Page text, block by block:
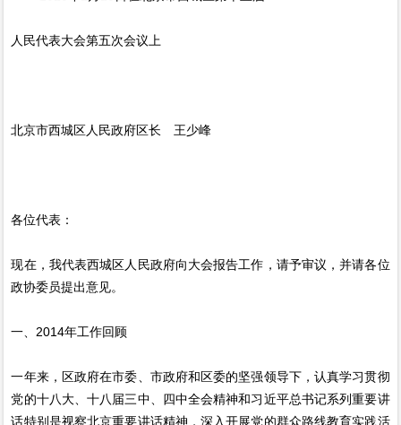
人民代表大会第五次会议上
北京市西城区人民政府区长 王少峰
各位代表：
现在，我代表西城区人民政府向大会报告工作，请予审议，并请各位
政协委员提出意见。
一、2014年工作回顾
一年来，区政府在市委、市政府和区委的坚强领导下，认真学习贯彻
党的十八大、十八届三中、四中全会精神和习近平总书记系列重要讲
话特别是视察北京重要讲话精神，深入开展党的群众路线教育实践活